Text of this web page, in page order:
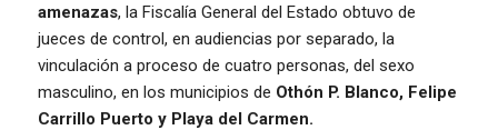
amenazas, la Fiscalía General del Estado obtuvo de
jueces de control, en audiencias por separado, la
vinculación a proceso de cuatro personas, del sexo
masculino, en los municipios de Othón P. Blanco, Felipe
Carrillo Puerto y Playa del Carmen.